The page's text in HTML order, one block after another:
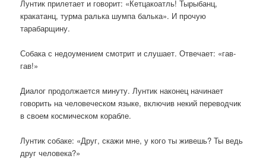
Лунтик прилетает и говорит: «Кетцакоатль! Тырыбанц,
кракатанц, турма ралька шумпа балька». И прочую
тарабарщину.
Собака с недоумением смотрит и слушает. Отвечает: «гав-
гав!»
Диалог продолжается минуту. Лунтик наконец начинает
говорить на человеческом языке, включив некий переводчик
в своем космическом корабле.
Лунтик собаке: «Друг, скажи мне, у кого ты живешь? Ты ведь
друг человека?»